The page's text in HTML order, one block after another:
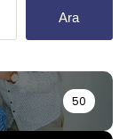
Ara
50